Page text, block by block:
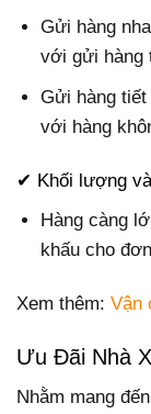
Gửi hàng
với gửi hàng
Gửi hàng
với hàng
✔ Khối lượng
Hàng càng
khấu cho
Xem thêm: Vận
Ưu Đãi Nhà
Nhằm mang